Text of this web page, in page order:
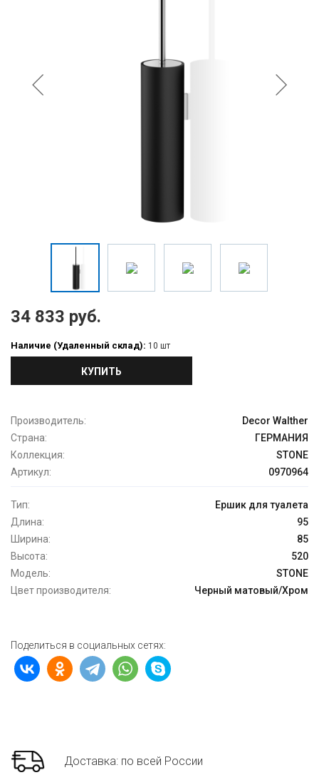
34 833 руб.
Наличие (Удаленный склад): 10 шт
КУПИТЬ
Производитель:
Decor Walther
Страна:
ГЕРМАНИЯ
Коллекция:
STONE
Артикул:
0970964
Тип:
Ершик для туалета
Длина:
95
Ширина:
85
Высота:
520
Модель:
STONE
Цвет производителя:
Черный матовый/Хром
Поделиться в социальных сетях:
Доставка: по всей России